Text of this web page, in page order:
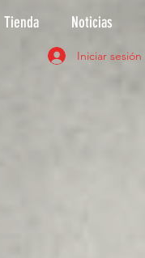
Tienda Noticias
Iniciar sesión